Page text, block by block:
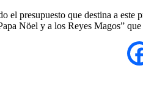
el presupuesto que destina a
Nöel y a los Reyes Magos”